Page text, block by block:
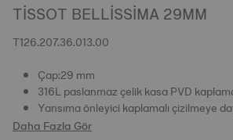
TISSOT BELLISSIMA 29MM
T126.207.36.013.00
Çap:29 mm
316L paslanmaz çelik kasa PVD
Yansıma önleyici kaplamalı çizilmeye
Daha Fazla Gör